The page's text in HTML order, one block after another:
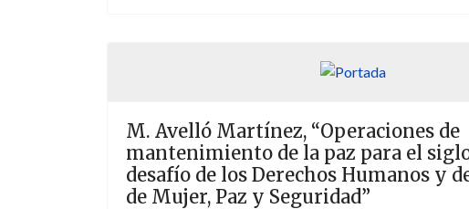
M. Avelló Martínez, “Operaciones de
mantenimiento de la paz para el
desafío de los Derechos Humanos y
de Mujer, Paz y Seguridad”